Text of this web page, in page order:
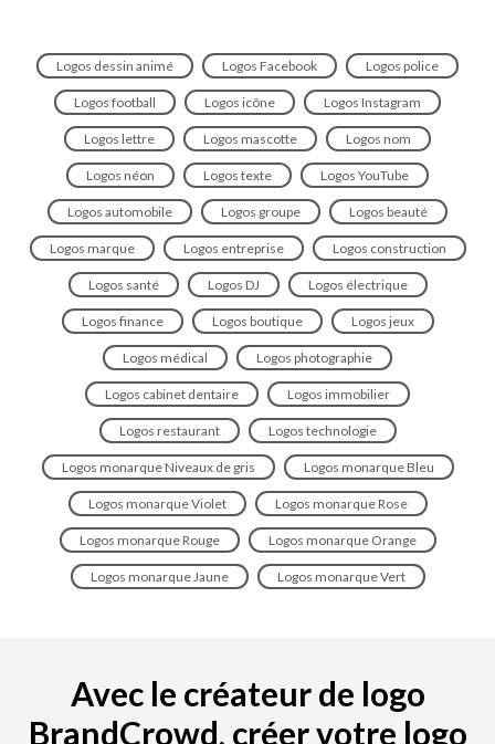
Logos dessin animé Logos Facebook Logos police
Logos football Logos icône Logos Instagram
Logos lettre Logos mascotte Logos nom
Logos néon Logos texte Logos YouTube
Logos automobile Logos groupe Logos beauté
Logos marque Logos entreprise Logos construction
Logos santé Logos DJ Logos électrique
Logos finance Logos boutique Logos jeux
Logos médical Logos photographie
Logos cabinet dentaire Logos immobilier
Logos restaurant Logos technologie
Logos monarque Niveaux de gris Logos monarque Bleu
Logos monarque Violet Logos monarque Rose
Logos monarque Rouge Logos monarque Orange
Logos monarque Jaune Logos monarque Vert
Avec le créateur de logo
BrandCrowd, créer votre logo